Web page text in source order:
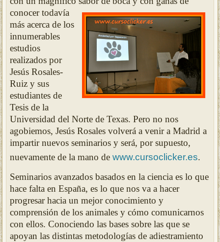
conocer todavía
más acerca de los
innumerables
estudios
realizados por
Jesús Rosales-
Ruiz y sus
estudiantes de
Tesis de la
Universidad del Norte de Texas. Pero no nos
agobiemos, Jesús Rosales volverá a veniraMadrid a
impartir nuevos seminarios y será, por supuesto,
nuevamente de la mano dewww.cursoclicker.es.
Seminarios avanzados basados en la ciencia es lo que
hace falta en España, es lo que nos va a hacer
progresar hacia un mejor conocimiento y
comprensión de los animales y cómo comunicarnos
con ellos. Conociendo las bases sobre las que se
apoyan las distintas metodologías de adiestramiento